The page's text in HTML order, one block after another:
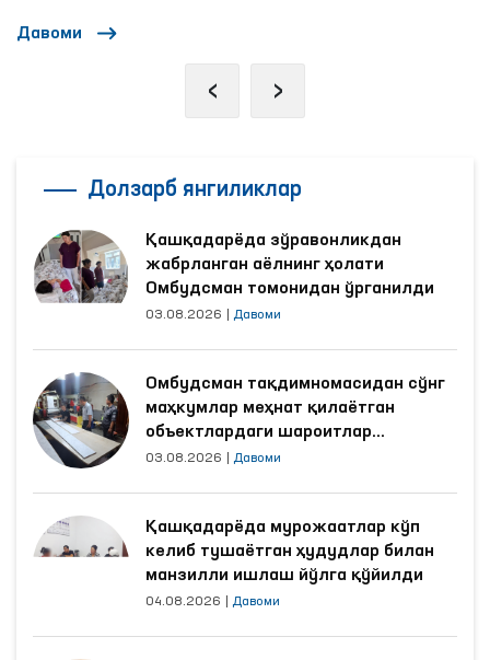
Давоми
‹ ›
Долзарб янгиликлар
Қашқадарёда зўравонликдан
жабрланган аёлнинг ҳолати
Омбудсман томонидан ўрганилди
03.08.2026 Давоми
Омбудсман тақдимномасидан сўнг
маҳкумлар меҳнат қилаётган
объектлардаги шароитлар
яхшиланди
03.08.2026 Давоми
Қашқадарёда мурожаатлар кўп
келиб тушаётган ҳудудлар билан
манзилли ишлаш йўлга қўйилди
04.08.2026 Давоми